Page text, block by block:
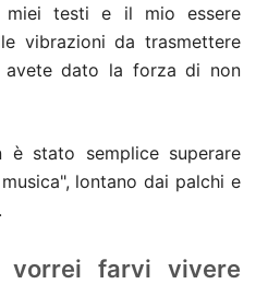
miei testi e il mio essere
vibrazioni da trasmettere
avete dato la forza di non
è stato semplice superare
lontano dai palchi e
vorrei farvi vivere